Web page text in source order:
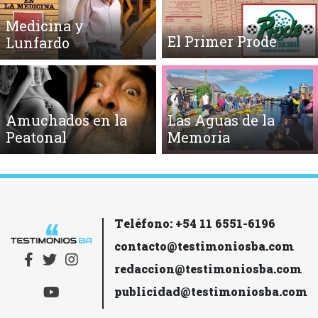
Medicina y
Lunfardo
El Primer Prode
Amuchados en la
Peatonal
Las Aguas de la
Memoria
Teléfono: +54 11 6551-6196
contacto@testimoniosba.com
redaccion@testimoniosba.com
publicidad@testimoniosba.com